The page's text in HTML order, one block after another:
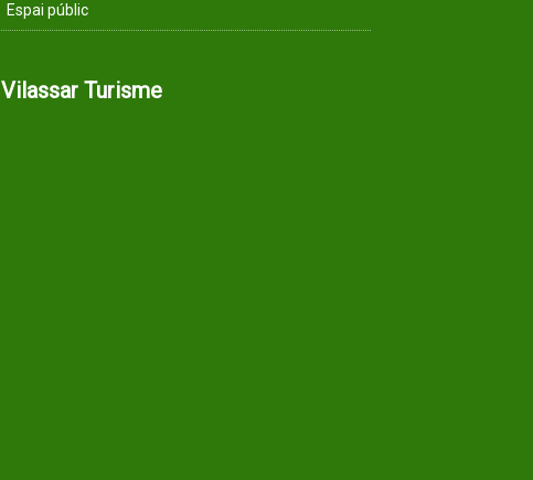
Espai públic
Vilassar Turisme